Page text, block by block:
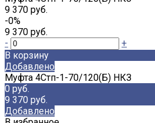
9 370 руб.
-0%
9 370 руб.
-
+
В корзину
Добавлено
Муфта 4Стп-1-70/120(Б) НКЗ
0 руб.
9 370 руб.
Добавлено